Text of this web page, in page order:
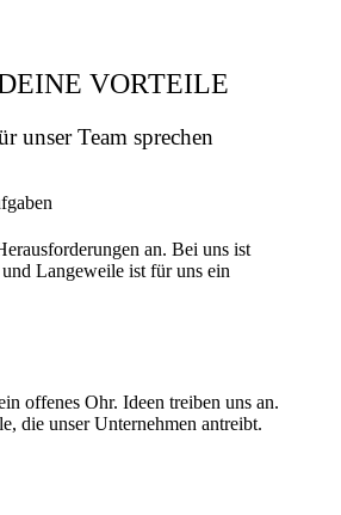
VORTEILE
unser Team sprechen
an. Bei uns ist
Langeweile ist für uns ein
offenes Ohr. Ideen treiben uns an.
die unser Unternehmen antreibt.